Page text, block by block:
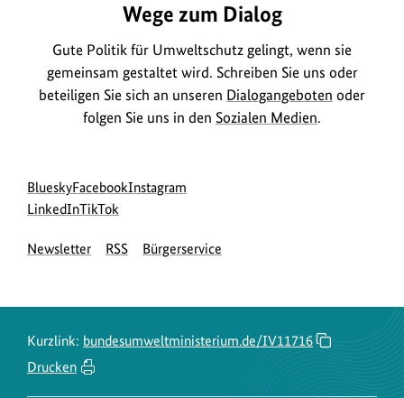
Wege zum Dialog
Gute Politik für Umweltschutz gelingt, wenn sie
gemeinsam gestaltet wird. Schreiben Sie uns oder
beteiligen Sie sich an unseren Dialogangeboten oder
folgen Sie uns in den Sozialen Medien.
Social
Media
Blueskyzur
Bluesky-
des
Facebookzur
des
Instagram
des
LinkedInzur
Seite
zur
Seite
TikTok
Newsletter RSS Bürgerservice
Kurzlink: bundesumweltministerium.de/IV11716
Drucken